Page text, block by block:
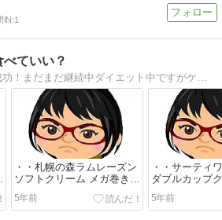
IN:1
ていい？
ダイエット−４０?成功！まだまだ継続中ダイエット中ですがケーキバイキング、食べ歩きもしています
・・札幌の森ラムレーズン
ソフトクリーム メガ巻き６
５０円今月はお仕事木曜休
み...
5年前
・・サーティ
ダブルカップ
ーナッツアン
ト＆...
5年前